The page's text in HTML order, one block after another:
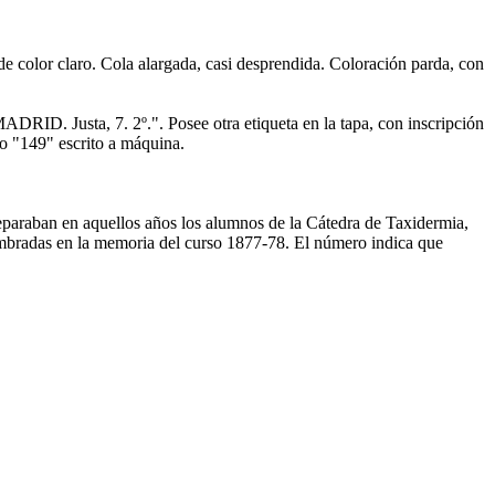
color claro. Cola alargada, casi desprendida. Coloración parda, con
Justa, 7. 2º.". Posee otra etiqueta en la tapa, con inscripción
"149" escrito a máquina.
en aquellos años los alumnos de la Cátedra de Taxidermia,
en la memoria del curso 1877-78. El número indica que